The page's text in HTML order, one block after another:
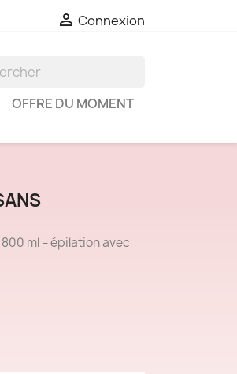
 Connexion
OFFRE DU MOMENT
ml – épilation avec